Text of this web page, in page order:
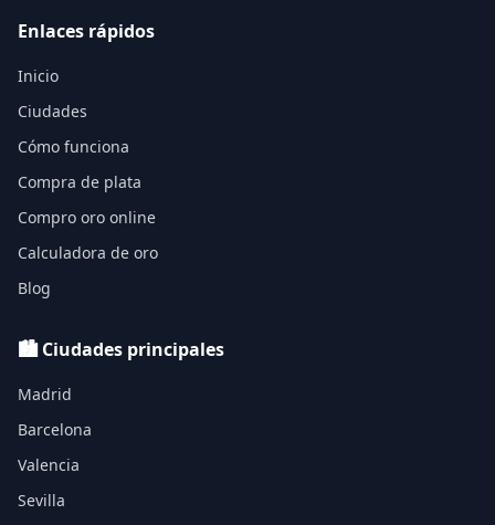
Enlaces rápidos
Inicio
Ciudades
Cómo funciona
Compra de plata
Compro oro online
Calculadora de oro
Blog
🏙️ Ciudades principales
Madrid
Barcelona
Valencia
Sevilla